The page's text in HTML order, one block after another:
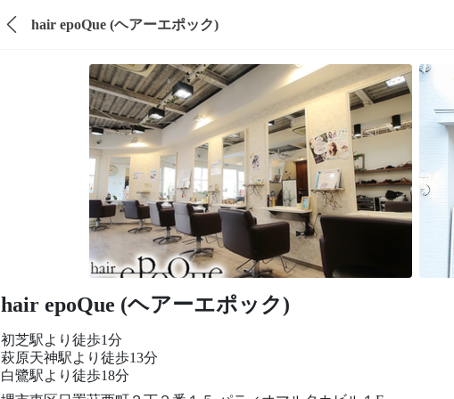
hair epoQue (ヘアーエポック)
hair epoQue (ヘアーエポック)
初芝駅より徒歩1分
萩原天神駅より徒歩13分
白鷺駅より徒歩18分